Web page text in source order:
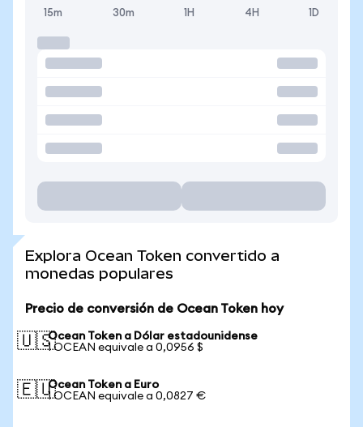
15m 30m 1H 4H 1D
Explora Ocean Token convertido a
monedas populares
Precio de conversión de Ocean Token hoy
🇺🇸Ocean Token a Dólar estadounidense
1 OCEAN equivale a 0,0956 $
🇪🇺Ocean Token a Euro
1 OCEAN equivale a 0,0827 €